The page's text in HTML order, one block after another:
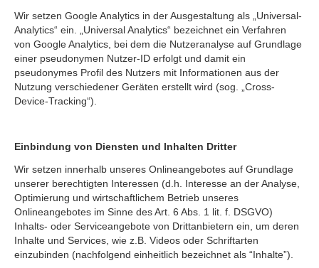
Wir setzen Google Analytics in der Ausgestaltung als „Universal-
Analytics“ ein. „Universal Analytics“ bezeichnet ein Verfahren
von Google Analytics, bei dem die Nutzeranalyse auf Grundlage
einer pseudonymen Nutzer-ID erfolgt und damit ein
pseudonymes Profil des Nutzers mit Informationen aus der
Nutzung verschiedener Geräten erstellt wird (sog. „Cross-
Device-Tracking“).
Einbindung von Diensten und Inhalten Dritter
Wir setzen innerhalb unseres Onlineangebotes auf Grundlage
unserer berechtigten Interessen (d.h. Interesse an der Analyse,
Optimierung und wirtschaftlichem Betrieb unseres
Onlineangebotes im Sinne des Art. 6 Abs. 1 lit. f. DSGVO)
Inhalts- oder Serviceangebote von Drittanbietern ein, um deren
Inhalte und Services, wie z.B. Videos oder Schriftarten
einzubinden (nachfolgend einheitlich bezeichnet als “Inhalte”).